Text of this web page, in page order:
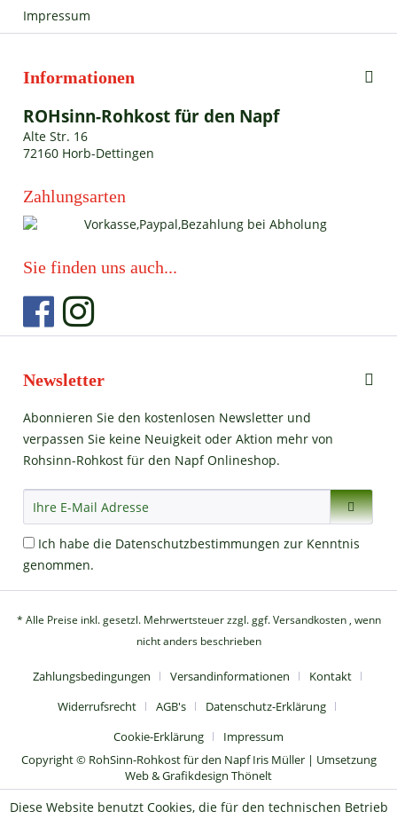
Impressum
Informationen
ROHsinn-Rohkost für den Napf
Alte Str. 16
72160 Horb-Dettingen
Zahlungsarten
Sie finden uns auch...
Newsletter
Abonnieren Sie den kostenlosen Newsletter und
verpassen Sie keine Neuigkeit oder Aktion mehr von
Rohsinn-Rohkost für den Napf Onlineshop.
Ich habe die Datenschutzbestimmungen zur Kenntnis
genommen.
* Alle Preise inkl. gesetzl. Mehrwertsteuer zzgl.ggf. Versandkosten, wenn
nicht anders beschrieben
Zahlungsbedingungen Versandinformationen
Kontakt
Widerrufsrecht
AGB's
Datenschutz-Erklärung
Cookie-Erklärung
Impressum
Copyright © RohSinn-Rohkost für den Napf Iris Müller | Umsetzung
Web & Grafikdesign Thönelt
Diese Website benutzt Cookies, die für den technischen Betrieb